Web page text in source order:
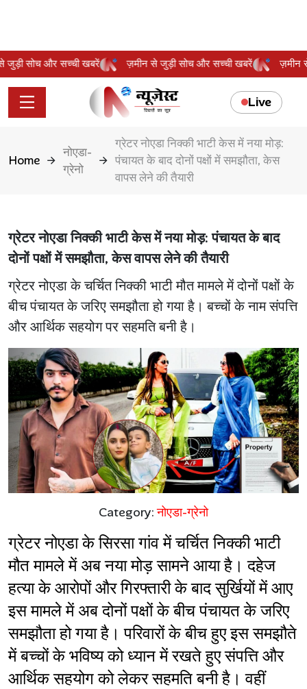
से जुड़ी सोच और सच्ची खबरें ज़मीन से जुड़ी सोच और सच्ची खबरें
Live
Home
नोएडा-
ग्रेनो
ग्रेटर नोएडा निक्की भाटी केस में नया मोड़:
पंचायत के बाद दोनों पक्षों में समझौता, केस
वापस लेने की तैयारी
ग्रेटर नोएडा निक्की भाटी केस में नया मोड़: पंचायत के बाद
दोनों पक्षों में समझौता, केस वापस लेने की तैयारी
ग्रेटर नोएडा के चर्चित निक्की भाटी मौत मामले में दोनों पक्षों के
बीच पंचायत के जरिए समझौता हो गया है। बच्चों के नाम संपत्ति
और आर्थिक सहयोग पर सहमति बनी है।
Category:नोएडा-ग्रेनो
ग्रेटर नोएडा के सिरसा गांव में चर्चित निक्की भाटी
मौत मामले में अब नया मोड़ सामने आया है। दहेज
हत्या के आरोपों और गिरफ्तारी के बाद सुर्खियों में आए
इस मामले में अब दोनों पक्षों के बीच पंचायत के जरिए
समझौता हो गया है। परिवारों के बीच हुए इस समझौते
में बच्चों के भविष्य को ध्यान में रखते हुए संपत्ति और
आर्थिक सहयोग को लेकर सहमति बनी है। वहीं